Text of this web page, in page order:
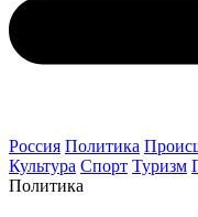
Россия Политика
Культура Спорт Туризм
Политика